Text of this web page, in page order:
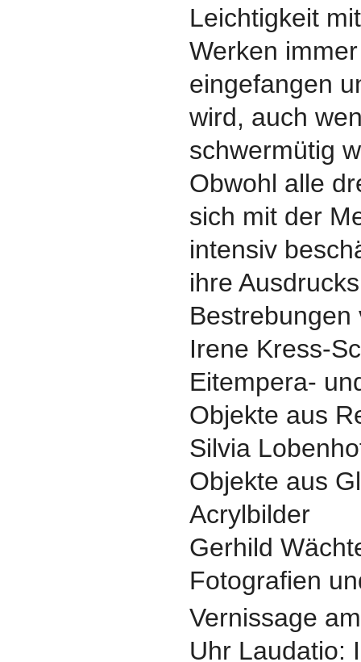
Leichtigkeit
Werken
eingefangen
wird, auch
schwermütig
Obwohl alle
sich mit der
intensiv
ihre
Irene Kress-
Eitempera-
Objekte aus
Silvia
Objekte aus
Acrylbilder
Gerhild
Fotografien
Vernissage
Uhr Laudatio: